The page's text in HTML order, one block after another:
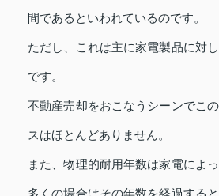
間であるといわれているのです。
ただし、これは主に家電製品に対
です。
不動産売却をおこなうシーンでこ
スはほとんどありません。
また、物理的耐用年数は家電によ
多くの場合はその年数を経過する